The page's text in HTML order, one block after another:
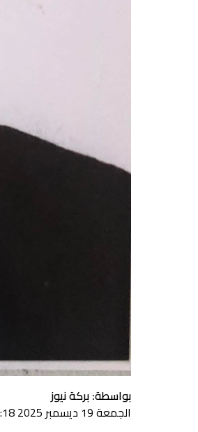
بواسطة: بركة نيوز
الجمعة 19 ديسمبر 2025 06:18